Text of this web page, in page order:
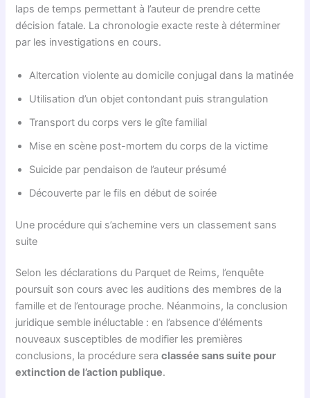
laps de temps permettant à l’auteur de prendre cette
décision fatale. La chronologie exacte reste à déterminer
par les investigations en cours.
Altercation violente au domicile conjugal dans la matinée
Utilisation d’un objet contondant puis strangulation
Transport du corps vers le gîte familial
Mise en scène post-mortem du corps de la victime
Suicide par pendaison de l’auteur présumé
Découverte par le fils en début de soirée
Une procédure qui s’achemine vers un classement sans
suite
Selon les déclarations du Parquet de Reims, l’enquête
poursuit son cours avec les auditions des membres de la
famille et de l’entourage proche. Néanmoins, la conclusion
juridique semble inéluctable : en l’absence d’éléments
nouveaux susceptibles de modifier les premières
conclusions, la procédure seraclassée sans suite pour
extinction de l’action publique.